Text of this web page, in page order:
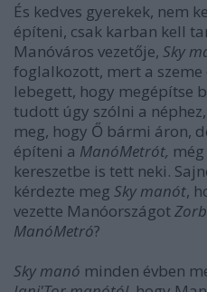
És kedves gyerekek, nem
építeni, csak karban kell
Manóváros vezetője, Sky
foglalkozott, mert a szeme
lebegett, hogy megépítse
tudott úgy szólni a
meg, hogy Ő bármi áron,
építeni a ManóMetrót,
kereszetbe is tett neki.
kérdezte meg Sky manót,
vezette Manóországot
ManóMetró?
Sky manó minden évben